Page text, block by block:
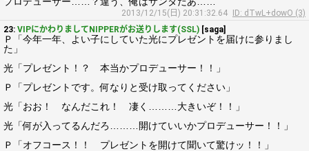
2013/12/15(日) 20:31:32.64
ID: dTwL+dowO (3)
23: VIPにかわりましてNIPPERがお送りします(SSL) [saga]
Ｐ「今年一年、よい子にしていた光にプレゼントを届けに参りまし
た」
光「プレゼント！？ 本当かプロデューサー！！」
Ｐ「プレゼントです。何なりと受け取ってください」
光「おお！ なんだこれ！ 凄く………大きいぞ！！」
光「何が入ってるんだろ………開けていいかプロデューサー！！」
Ｐ「オフコース！！ プレゼントを開けて聞いて驚けッ！！」